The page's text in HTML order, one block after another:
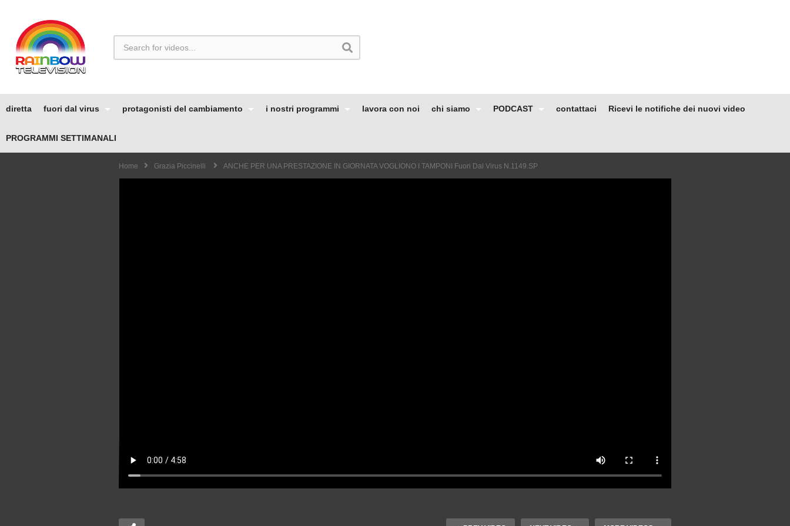
diretta fuori dal virus protagonisti del cambiamento i nostri programmi lavora con noi chi siamo PODCAST contattaci Ricevi le notifiche dei nuovi video
PROGRAMMI SETTIMANALI
Home Grazia Piccinelli ANCHE PER UNA PRESTAZIONE IN GIORNATA VOGLIONO I TAMPONI Fuori Dal Virus N.1149.SP